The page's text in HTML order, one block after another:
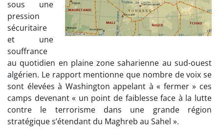
sous une
pression
sécuritaire
et une
souffrance
au quotidien en plaine zone saharienne au sud-ouest
algérien. Le rapport mentionne que nombre de voix se
sont élevées à Washington appelant à « fermer » ces
camps devenant « un point de faiblesse face à la lutte
contre le terrorisme dans une grande région
stratégique s’étendant du Maghreb au Sahel ».